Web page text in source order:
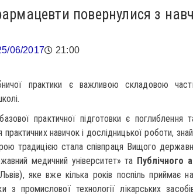
повернулися з
06/2017 21:00
практики є важливою складовою
практичної підготовки є поглиблення
практичних навичок і дослідницької роботи,
традицією стала співпраця Вищого
медичний університет» та Публічного
яке вже кілька років поспіль приймає
з промислової технології лікарських